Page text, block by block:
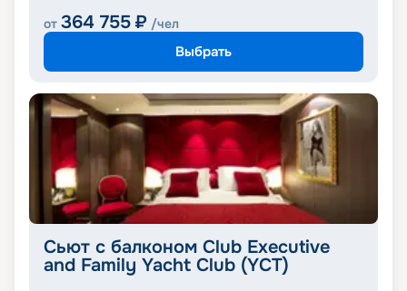
от 364 755 ₽ /чел
Выбрать
Сьют с балконом Club Executive
and Family Yacht Club (YCT)